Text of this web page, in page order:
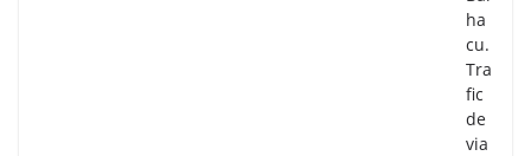
ha
cu.
Tra
fic
de
via